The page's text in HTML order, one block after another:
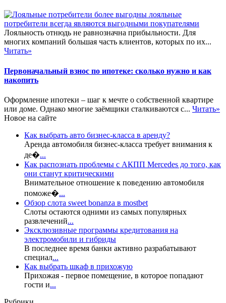
Лояльность отнюдь не равнозначна прибыльности. Для
многих компаний большая часть клиентов, которых по их...
Читать»
Первоначальный взнос по ипотеке: сколько нужно и как
накопить
Оформление ипотеки – шаг к мечте о собственной квартире
или доме. Однако многие заёмщики сталкиваются с... Читать»
Новое на сайте
Как выбрать авто бизнес-класса в аренду?
Аренда автомобиля бизнес-класса требует внимания к
де�...
Как распознать проблемы с АКПП Mercedes до того, как
они станут критическими
Внимательное отношение к поведению автомобиля
поможе�...
Обзор слота sweet bonanza в mostbet
Слоты остаются одними из самых популярных
развлечений...
Эксклюзивные программы кредитования на
электромобили и гибриды
В последнее время банки активно разрабатывают
специал...
Как выбрать шкаф в прихожую
Прихожая - первое помещение, в которое попадают
гости и...